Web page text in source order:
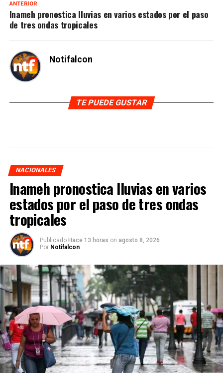
ANTERIOR
Inameh pronostica lluvias en varios estados por el paso
de tres ondas tropicales
Notifalcon
TE PUEDE GUSTAR
NACIONALES
Inameh pronostica lluvias en varios
estados por el paso de tres ondas
tropicales
Publicado Hace 13 horas on agosto 8, 2026
Por Notifalcon